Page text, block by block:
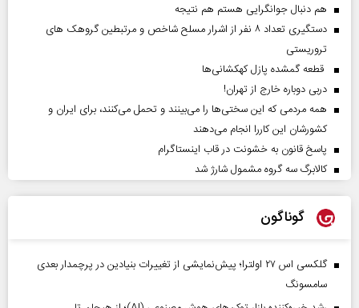
هم دنبال جوانگرایی هستم هم نتیجه
دستگیری تعداد ۸ نفر از اشرار مسلح شاخص و مرتبطین گروهک های
تروریستی
قطعه گمشده پازل کهکشانی‌ها
دربی دوباره خارج از تهران!
همه مردمی که این سختی‌ها را می‌بینند و تحمل می‌کنند، برای ایران و
کشورشان این کاررا انجام می‌دهند
پاسخ قانون به خشونت در قاب اینستاگرام
کالابرگ سه گروه مشمول شارژ شد
گوناگون
گلکسی اس ۲۷ اولترا؛ پیش‌نمایشی از تغییرات بنیادین در پرچمدار بعدی
سامسونگ